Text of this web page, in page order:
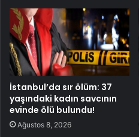
İstanbul’da sır ölüm: 37
yaşındaki kadın savcının
evinde ölü bulundu!
Ağustos 8, 2026